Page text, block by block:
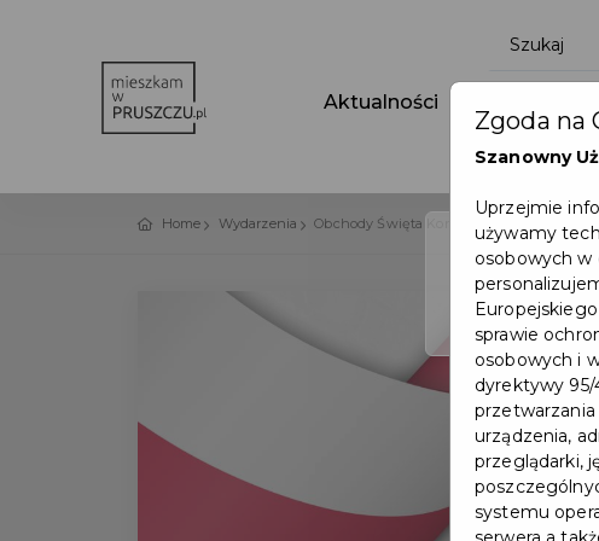
Aktualności
Home Wydarzenia Obchody Święta Konstytucji 3 Maja
Zgoda na
Szanowny
Uprzejmie
używamy
osobowych w
sprawie
osobowych i
dyrektywy
urządzenia,
przeglądarki,
systemu